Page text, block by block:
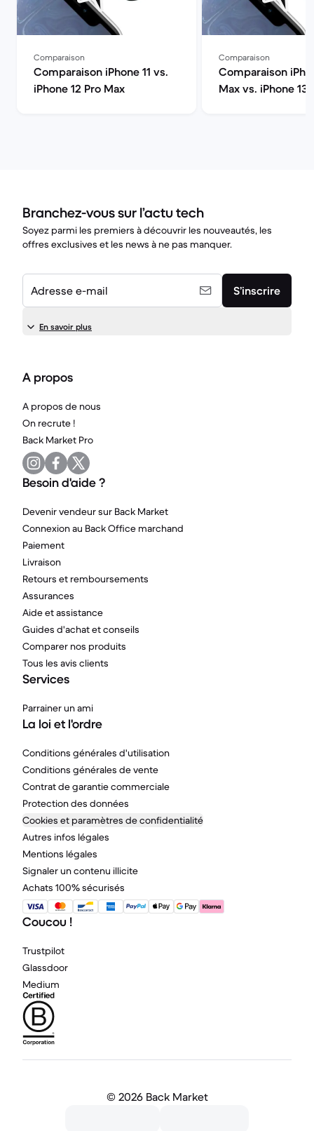
Comparaison
Comparaison iPhone 11 vs.
iPhone 12 Pro Max
Comparaison
Comparaison
Max vs. iPhone 13
Branchez-vous sur l’actu tech
Soyez parmi les premiers à découvrir les nouveautés, les
offres exclusives et les news à ne pas manquer.
Adresse e-mail S’inscrire
En savoir plus
A propos
A propos de nous
On recrute !
Back Market Pro
Besoin d'aide ?
Devenir vendeur sur Back Market
Connexion au Back Office marchand
Paiement
Livraison
Retours et remboursements
Assurances
Aide et assistance
Guides d'achat et conseils
Comparer nos produits
Tous les avis clients
Services
Parrainer un ami
La loi et l'ordre
Conditions générales d'utilisation
Conditions générales de vente
Contrat de garantie commerciale
Protection des données
Cookies et paramètres de confidentialité
Autres infos légales
Mentions légales
Signaler un contenu illicite
Achats 100% sécurisés
Coucou !
Trustpilot
Glassdoor
Medium
© 2026 Back Market